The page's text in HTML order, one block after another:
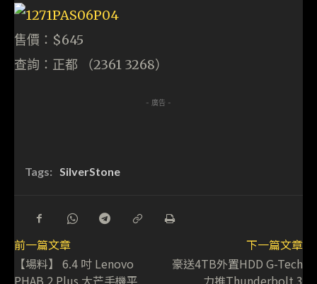
售價：$645
查詢：正都 （2361 3268）
- 廣告 -
Tags: SilverStone
前一篇文章
【場料】 6.4 吋 Lenovo
下一篇文章
豪送4TB外置HDD G-Tech